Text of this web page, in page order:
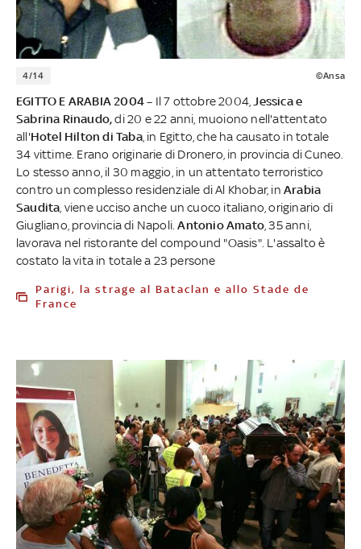
4/14 ©Ansa
EGITTO E ARABIA 2004 – Il 7 ottobre 2004, Jessica e
Sabrina Rinaudo,di 20 e 22 anni, muoiono nell'attentato
all'Hotel Hilton di Taba, in Egitto, che ha causato in totale
34 vittime. Erano originarie di Dronero, in provincia di Cuneo.
Lo stesso anno, il 30 maggio, in un attentato terroristico
contro un complesso residenziale di Al Khobar, inArabia
Saudita , viene ucciso anche un cuoco italiano, originario di
Giugliano, provincia di Napoli.Antonio Amato , 35 anni,
lavorava nel ristorante del compound "Oasis". L'assalto è
costato la vita in totale a 23 persone
Parigi, la strage al Bataclan e allo Stade de
France